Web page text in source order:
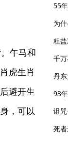
午马和
虎生肖
避开生
，可以
粗
诅
死